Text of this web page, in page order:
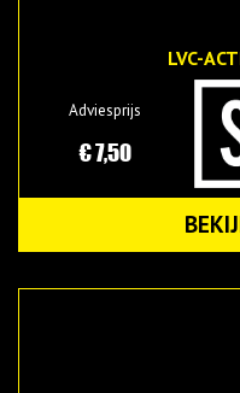
LVC-
Adviesprijs
€ 7,50